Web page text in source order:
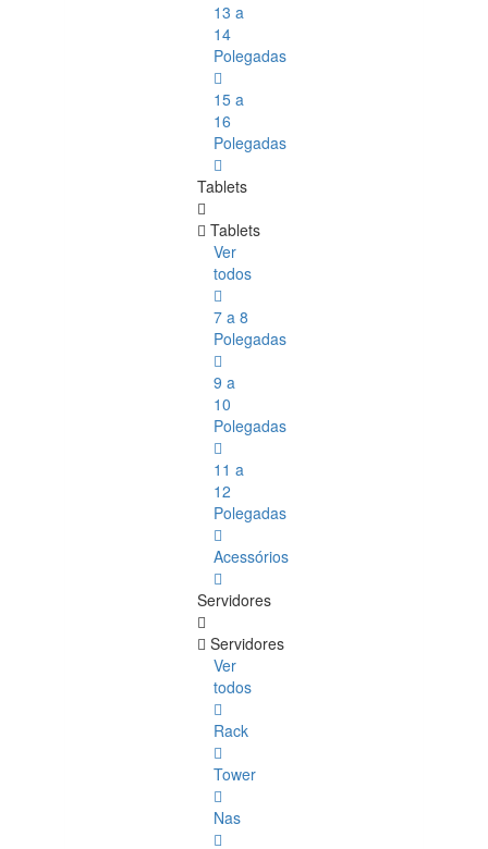
13 a
14
Polegadas
15 a
16
Polegadas
Tablets
Tablets
Ver
todos
7 a 8
Polegadas
9 a
10
Polegadas
11 a
12
Polegadas
Acessórios
Servidores
Servidores
Ver
todos
Rack
Tower
Nas